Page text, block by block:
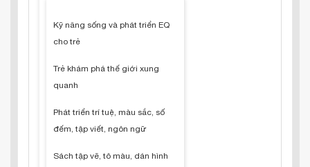
Kỹ năng sống và phát triển EQ
cho trẻ
Trẻ khám phá thế giới xung
quanh
Phát triển trí tuệ, màu sắc, số
đếm, tập viết, ngôn ngữ
Sách tập vẽ, tô màu, dán hình